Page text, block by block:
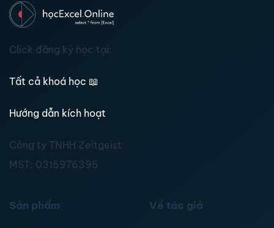
Click đăng ký học tại:
Tất cả khoá học 📖
Hướng dẫn kích hoạt
Công ty TNHH Zeitgeist
MST: 0315976395
Sản phẩm Về tác giả